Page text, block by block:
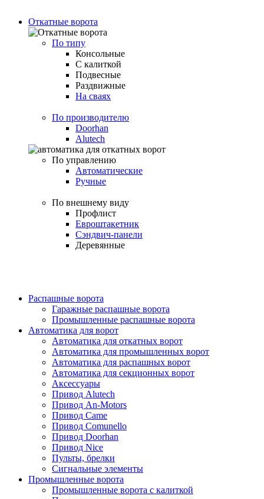
Откатные ворота
По типу
Консольные
С калиткой
Подвесные
Раздвижные
На сваях
По производителю
Doorhan
Alutech
По управлению
Автоматические
Ручные
По внешнему виду
Профлист
Евроштакетник
Сэндвич-панели
Деревянные
Распашные ворота
Гаражные распашные ворота
Промышленные распашные ворота
Автоматика для ворот
Автоматика для откатных ворот
Автоматика для промышленных ворот
Автоматика для распашных ворот
Автоматика для секционных ворот
Аксессуары
Привод Alutech
Привод An-Motors
Привод Came
Привод Comunello
Привод Doorhan
Привод Nice
Пульты, брелки
Сигнальные элементы
Промышленные ворота
Промышленные ворота с калиткой